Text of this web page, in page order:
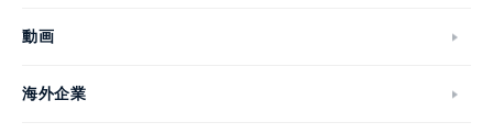
動画
海外企業